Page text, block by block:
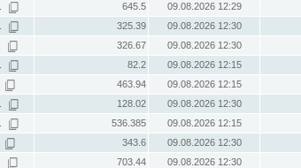
645.5
09.08.2026 12:29
325.39
09.08.2026 12:30
326.67
09.08.2026 12:30
82.2
09.08.2026 12:15
463.94
09.08.2026 12:15
128.02
09.08.2026 12:30
536.385
09.08.2026 12:15
343.6
09.08.2026 12:30
703.44
09.08.2026 12:30